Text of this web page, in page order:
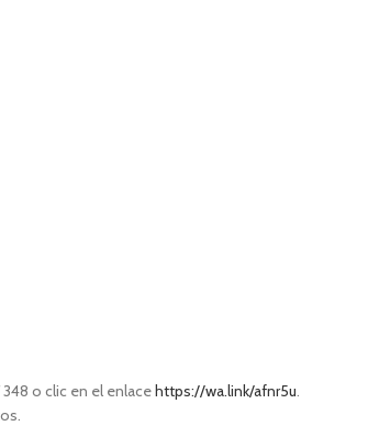
o clic en el enlacehttps://wa.link/afnr5u.